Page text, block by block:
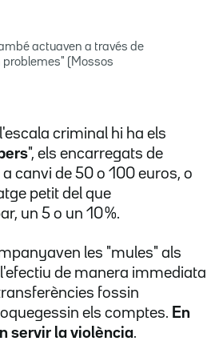
actuaven a través de
problemes" (Mossos
criminal hi ha els
", els encarregats de
canvi de 50 o 100 euros, o
petit del que
un 5 o un 10 %.
les "mules" als
de manera immediata
fossin
els comptes. En
servir la violència.